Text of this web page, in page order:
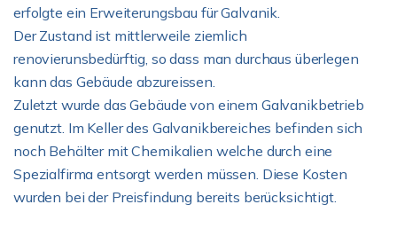
erfolgte ein Erweiterungsbau für Galvanik.
Der Zustand ist mittlerweile ziemlich
renovierunsbedürftig, so dass man durchaus überlegen
kann das Gebäude abzureissen.
Zuletzt wurde das Gebäude von einem Galvanikbetrieb
genutzt. Im Keller des Galvanikbereiches befinden sich
noch Behälter mit Chemikalien welche durch eine
Spezialfirma entsorgt werden müssen. Diese Kosten
wurden bei der Preisfindung bereits berücksichtigt.